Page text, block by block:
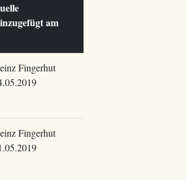
am
Fingerhut
Fingerhut